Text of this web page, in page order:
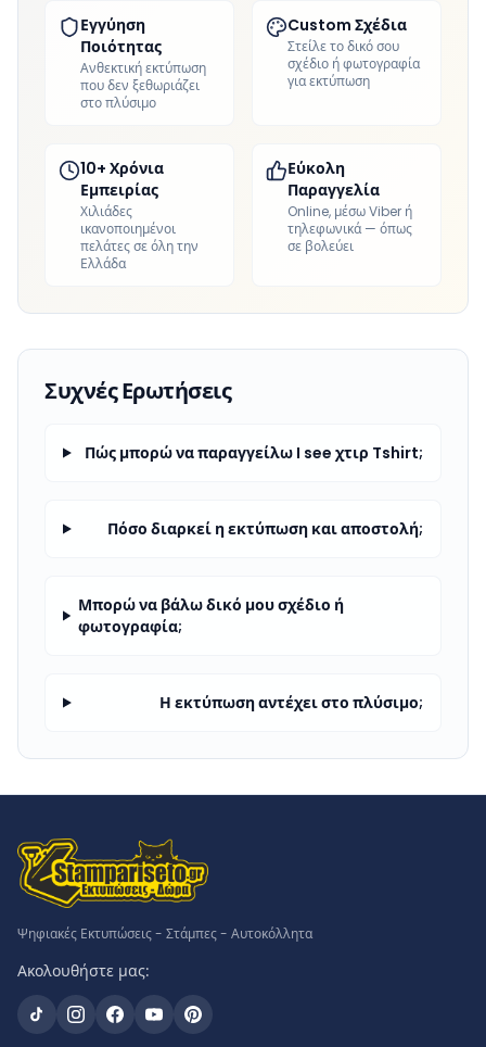
Εγγύηση
Ποιότητας
Ανθεκτική εκτύπωση
που δεν ξεθωριάζει
στο πλύσιμο
Custom Σχέδια
Στείλε το δικό σου
σχέδιο ή φωτογραφία
για εκτύπωση
10+ Χρόνια
Εμπειρίας
Χιλιάδες
ικανοποιημένοι
πελάτες σε όλη την
Ελλάδα
Εύκολη
Παραγγελία
Online, μέσω Viber ή
τηλεφωνικά — όπως
σε βολεύει
Συχνές Ερωτήσεις
Πώς μπορώ να παραγγείλω I see χτιρ Tshirt;
Πόσο διαρκεί η εκτύπωση και αποστολή;
Μπορώ να βάλω δικό μου σχέδιο ή
φωτογραφία;
Η εκτύπωση αντέχει στο πλύσιμο;
Ψηφιακές Εκτυπώσεις - Στάμπες - Αυτοκόλλητα
Ακολουθήστε μας: